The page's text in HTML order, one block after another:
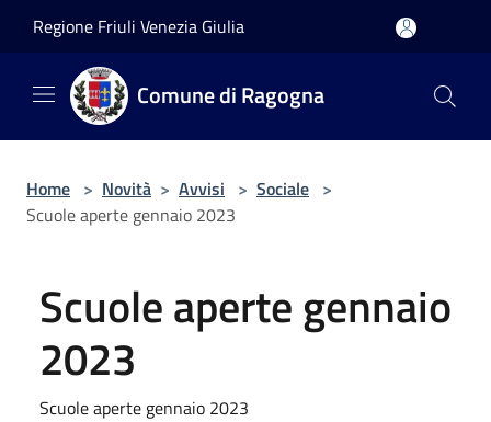
Regione Friuli Venezia Giulia
Comune di Ragogna
Home > Novità > Avvisi > Sociale >
Scuole aperte gennaio 2023
Scuole aperte gennaio
2023
Scuole aperte gennaio 2023